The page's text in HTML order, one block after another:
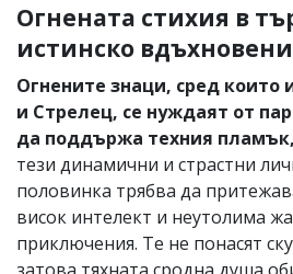
Огнената стихия в
истинско
Огнените знаци, сред които
и Стрелец, се нуждаят от
да поддържа техния пламък,
тези динамични и страстни
половинка трябва да
висок интелект и неутолима
приключения. Те не понасят
затова тяхната сродна душа